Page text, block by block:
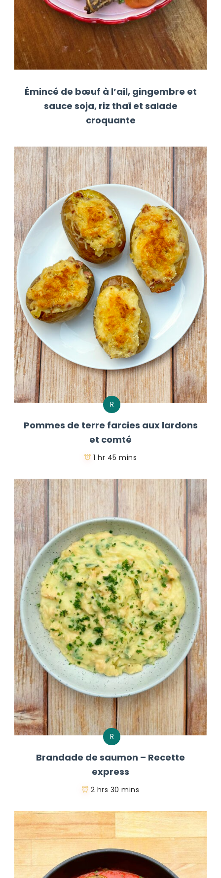
Émincé de bœuf à l’ail, gingembre et
sauce soja, riz thaï et salade
croquante
R
Pommes de terre farcies aux lardons
et comté
1 hr 45 mins
R
Brandade de saumon – Recette
express
2 hrs 30 mins